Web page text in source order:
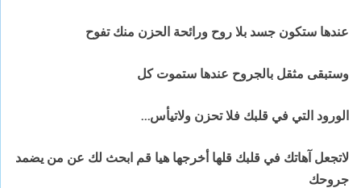
عندها ستكون جسد بلا روح ورائحة الحزن منك تفوح
وستبقى مثقل بالجروح عندها ستموت كل
الورود التي في قلبك فلا تحزن ولاتيأس…
لاتجعل آهاتك في قلبك قلها أخرجها هيا قم ابحث لك عن من يضمد
جروحك